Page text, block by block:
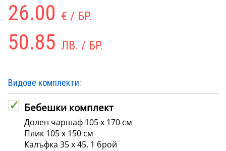
26.00 € / БР.
50.85 ЛВ. / БР.
Видове комплекти:
Бебешки комплект
Долен чаршаф 105 х 170 см
Плик 105 х 150 см
Калъфка 35 х 45, 1 брой